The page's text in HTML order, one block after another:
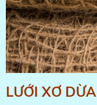
LƯỚI XƠ DỪA